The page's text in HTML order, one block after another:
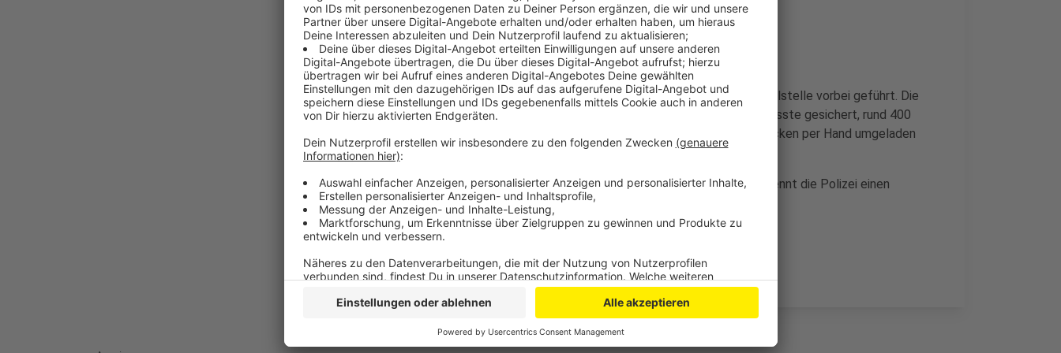
Anzeige
Bis zu dieser zeit wurde der a4 verkehr auf einer Spur an der Unfallstelle vorbei geführt. Die
Bergung des Lasters und der Ladung war aufwendig. Der LKW musste gesichert, rund 400
Liter Diesel abgepumpt und 24 Tonnen Holzpellets in 15-Kilo-Säcken per Hand umgeladen
werden. Das THW unterstützte dabei bis in die Nacht.
Der Fahrer kam verletzt ins Krankenhaus. Als mögliche Ursache nennt die Polizei einen
internistischen Vorfall.
Anzeige